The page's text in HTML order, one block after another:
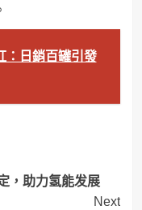
：日銷百罐引發
，助力氢能发展
Next